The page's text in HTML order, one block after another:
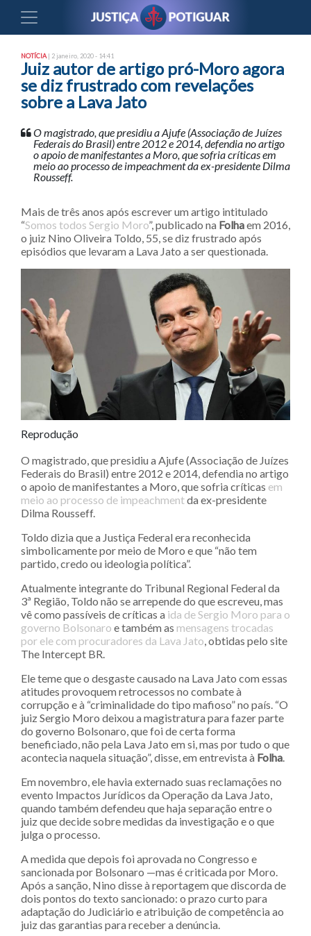
NOTÍCIA | 2 janeiro, 2020 - 14:41
Juiz autor de artigo pró-Moro agora
se diz frustrado com revelações
sobre a Lava Jato
O magistrado, que presidiu a Ajufe (Associação de Juízes
Federais do Brasil) entre 2012 e 2014, defendia no artigo
o apoio de manifestantes a Moro, que sofria críticas em
meio ao processo de impeachment da ex-presidente Dilma
Rousseff.
Mais de três anos após escrever um artigo intitulado
“Somos todos Sergio Moro”, publicado na Folhaem 2016,
o juiz Nino Oliveira Toldo, 55, se diz frustrado após
episódios que levaram a Lava Jato a ser questionada.
Reprodução
O magistrado, que presidiu a Ajufe (Associação de Juízes
Federais do Brasil) entre 2012 e 2014, defendia no artigo
o apoio de manifestantes a Moro, que sofria críticas em
meio ao processo de impeachmentda ex-presidente
Dilma Rousseff.
Toldo dizia que a Justiça Federal era reconhecida
simbolicamente por meio de Moro e que “não tem
partido, credo ou ideologia política”.
Atualmente integrante do Tribunal Regional Federal da
3ª Região, Toldo não se arrepende do que escreveu, mas
vê como passíveis de críticas a ida de Sergio Moro para o
governo Bolsonaro e também as mensagens trocadas
por ele com procuradores da Lava Jato, obtidas pelo site
The Intercept BR.
Ele teme que o desgaste causado na Lava Jato com essas
atitudes provoquem retrocessos no combate à
corrupção e à “criminalidade do tipo mafioso” no país. “O
juiz Sergio Moro deixou a magistratura para fazer parte
do governo Bolsonaro, que foi de certa forma
beneficiado, não pela Lava Jato em si, mas por tudo o que
acontecia naquela situação”, disse, em entrevista à Folha.
Em novembro, ele havia externado suas reclamações no
evento Impactos Jurídicos da Operação da Lava Jato,
quando também defendeu que haja separação entre o
juiz que decide sobre medidas da investigação e o que
julga o processo.
A medida que depois foi aprovada no Congresso e
sancionada por Bolsonaro —mas é criticada por Moro.
Após a sanção, Nino disse à reportagem que discorda de
dois pontos do texto sancionado: o prazo curto para
adaptação do Judiciário e atribuição de competência ao
juiz das garantias para receber a denúncia.